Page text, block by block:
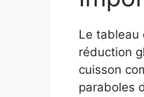
Le tableau
réduction
cuisson
paraboles